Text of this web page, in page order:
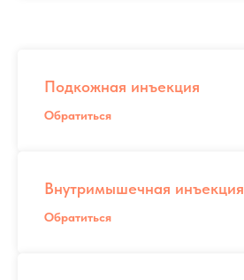
Подкожная инъекция
Обратиться
Внутримышечная инъекция
Обратиться